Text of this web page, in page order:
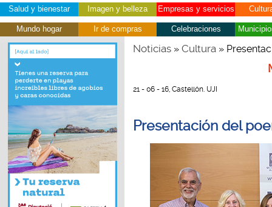
Salud y bienestar Imagen y belleza Empresas y servicios
Mundo hogar Ir de compras Celebraciones
Noticias» Cultura»
21 - 06 - 16, Castellón. UJI
Presentación del